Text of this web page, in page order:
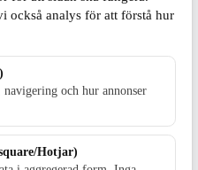
1991 som sedan 2002 ger
lanserades Värnamo.nu. Från
tre kommuner: Gnosjö,
också analys för att förstå hur
och hur annonser
Hotjar)